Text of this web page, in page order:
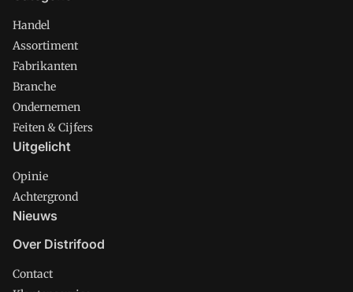
Handel
Assortiment
Fabrikanten
Branche
Ondernemen
Feiten & Cijfers
Uitgelicht
Opinie
Achtergrond
Nieuws
Over Distrifood
Contact